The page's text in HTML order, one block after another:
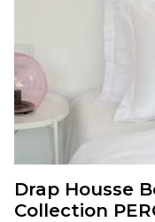
Drap Housse
Collection